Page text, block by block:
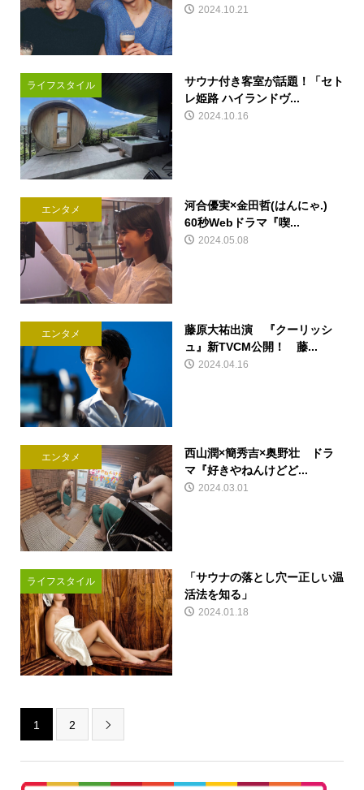
2024.10.21
ライフスタイル
サウナ付き客室が話題！「セト
レ姫路 ハイランドヴ...
2024.10.16
エンタメ
河合優実×金田哲(はんにゃ.)
60秒Webドラマ『喫...
2024.05.08
エンタメ
藤原大祐出演 『クーリッシ
ュ』新TVCM公開！ 藤...
2024.04.16
エンタメ
西山潤×簡秀吉×奥野壮 ドラ
マ『好きやねんけどど...
2024.03.01
ライフスタイル
「サウナの落とし穴ー正しい温
活法を知る」
2024.01.18
1 2 